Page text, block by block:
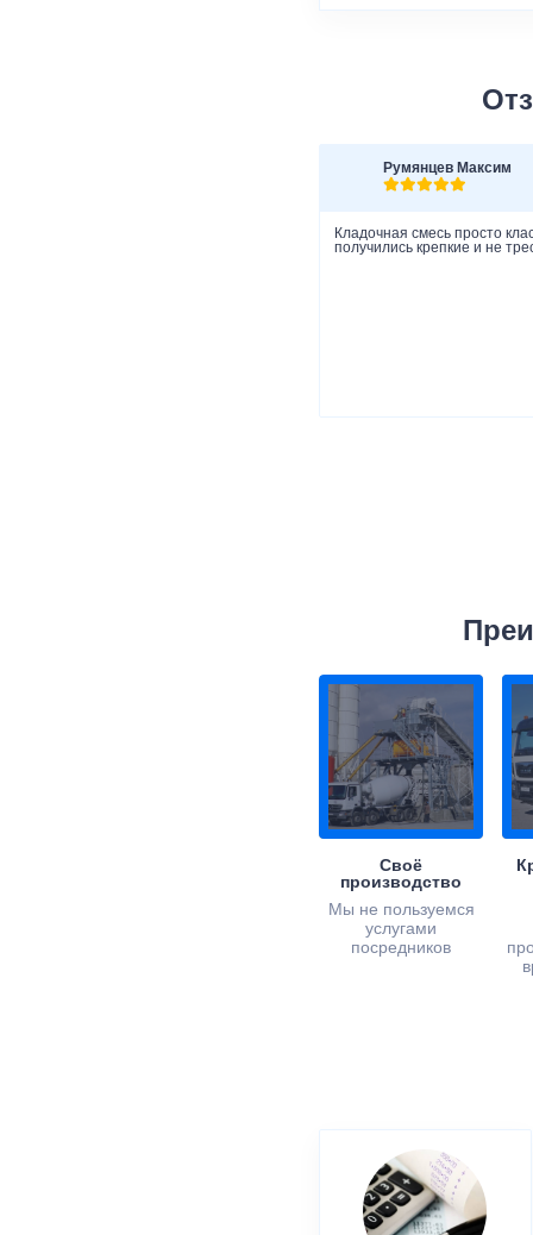
Румянцев Максим
Кладочная смесь просто
получились крепкие и не
Своё
производство
Мы не пользуемся
услугами
посредников